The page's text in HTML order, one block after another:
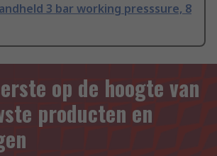
3 bar working presssure, 8
op de hoogte van
producten en